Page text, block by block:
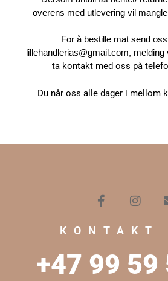
overens med utlevering vil
For å bestille mat send
lillehandlerias@gmail.com,
ta kontakt med oss på
Du når oss alle dager i mellom
KONTAKT
+47 99 59